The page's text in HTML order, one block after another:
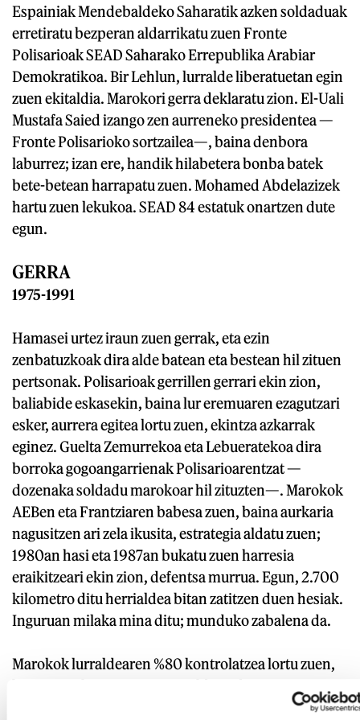
Espainiak Mendebaldeko Saharatik azken soldaduak
erretiratu bezperan aldarrikatu zuen Fronte
Polisarioak SEAD Saharako Errepublika Arabiar
Demokratikoa. Bir Lehlun, lurralde liberatuetan egin
zuen ekitaldia. Marokori gerra deklaratu zion. El-Uali
Mustafa Saied izango zen aurreneko presidentea —
Fronte Polisarioko sortzailea—, baina denbora
laburrez; izan ere, handik hilabetera bonba batek
bete-betean harrapatu zuen. Mohamed Abdelazizek
hartu zuen lekukoa. SEAD 84 estatuk onartzen dute
egun.
GERRA
1975-1991
Hamasei urtez iraun zuen gerrak, eta ezin
zenbatuzkoak dira alde batean eta bestean hil zituen
pertsonak. Polisarioak gerrillen gerrari ekin zion,
baliabide eskasekin, baina lur eremuaren ezagutzari
esker, aurrera egitea lortu zuen, ekintza azkarrak
eginez. Guelta Zemurrekoa eta Lebueratekoa dira
borroka gogoangarrienak Polisarioarentzat —
dozenaka soldadu marokoar hil zituzten—. Marokok
AEBen eta Frantziaren babesa zuen, baina aurkaria
nagusitzen ari zela ikusita, estrategia aldatu zuen;
1980an hasi eta 1987an bukatu zuen harresia
eraikitzeari ekin zion, defentsa murrua. Egun, 2.700
kilometro ditu herrialdea bitan zatitzen duen hesiak.
Inguruan milaka mina ditu; munduko zabalena da.
Marokok lurraldearen %80 kontrolatzea lortu zuen,
Mauritaniak 1979. urtean sinatu zuen bakea Fronte